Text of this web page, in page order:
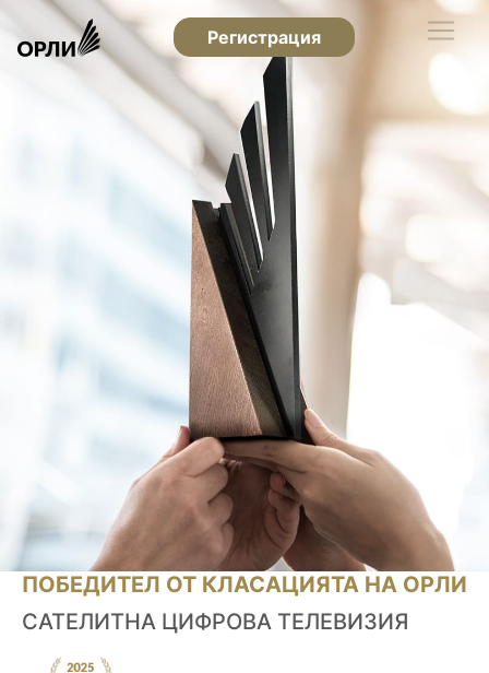
Регистрация
ПОБЕДИТЕЛ ОТ КЛАСАЦИЯТА НА ОРЛИ
САТЕЛИТНА ЦИФРОВА ТЕЛЕВИЗИЯ